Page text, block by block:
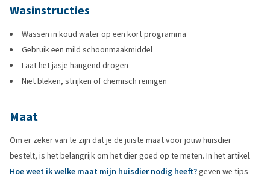
Wasinstructies
Wassen in koud water op een kort programma
Gebruik een mild schoonmaakmiddel
Laat het jasje hangend drogen
Niet bleken, strijken of chemisch reinigen
Maat
Om er zeker van te zijn dat je de juiste maat voor jouw huisdier
bestelt, is het belangrijk om het dier goed op te meten. In het artikel
Hoe weet ik welke maat mijn huisdier nodig heeft?geven we tips